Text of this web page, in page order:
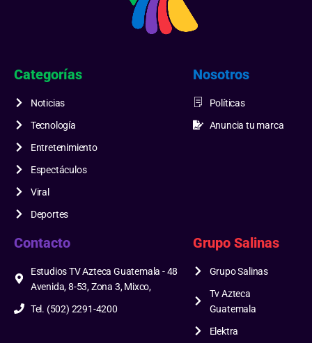
Categorías
Noticias
Tecnología
Entretenimiento
Espectáculos
Viral
Deportes
Nosotros
Políticas
Anuncia tu marca
Contacto
Estudios TV Azteca Guatemala - 48
Avenida, 8-53, Zona 3, Mixco,
Tel. (502) 2291-4200
Grupo Salinas
Grupo Salinas
Tv Azteca
Guatemala
Elektra